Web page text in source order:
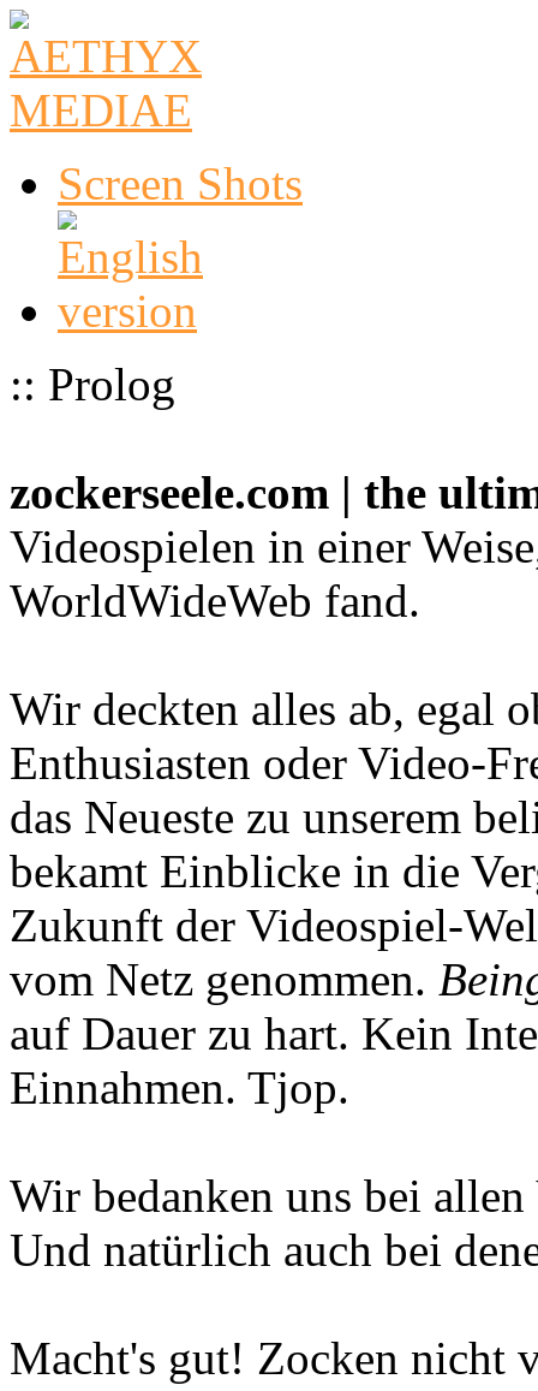
Screen Shots
:: Prolog
zockerseele.com | the
Videospielen in einer
WorldWideWeb fand.
Wir deckten alles ab, egal
Enthusiasten oder Video-
das Neueste zu unserem
bekamt Einblicke in die
Zukunft der Videospiel-
vom Netz genommen.
auf Dauer zu hart. Kein
Einnahmen. Tjop.
Wir bedanken uns bei
Und natürlich auch bei
Macht's gut! Zocken nicht